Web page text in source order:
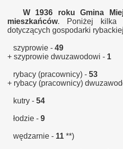
W 1936 roku Gmina
mieszkańców. Poniżej kilka
dotyczących gospodarki
szyprowie - 49
+ szyprowie dwuzawodowi - 1
rybacy (pracownicy) - 53
+ rybacy (pracownicy)
kutry - 54
łodzie - 9
wędzarnie - 11 **)